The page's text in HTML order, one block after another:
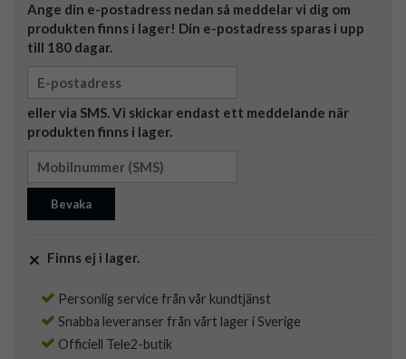
Ange din e-postadress nedan så meddelar vi dig om
produkten finns i lager! Din e-postadress sparas i upp
till 180 dagar.
eller via SMS. Vi skickar endast ett meddelande när
produkten finns i lager.
Bevaka
Finns ej i lager.
Personlig service från vår kundtjänst
Snabba leveranser från vårt lager i Sverige
Officiell Tele2-butik